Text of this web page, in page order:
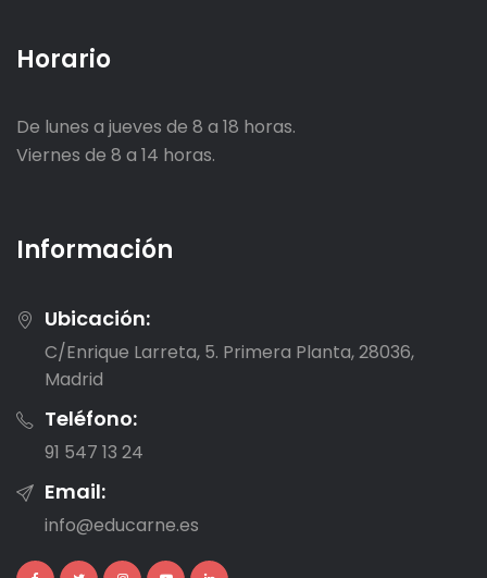
Horario
De lunes a jueves de 8 a 18 horas.
Viernes de 8 a 14 horas.
Información
Ubicación:
C/Enrique Larreta, 5. Primera Planta, 28036,
Madrid
Teléfono:
91 547 13 24
Email:
info@educarne.es